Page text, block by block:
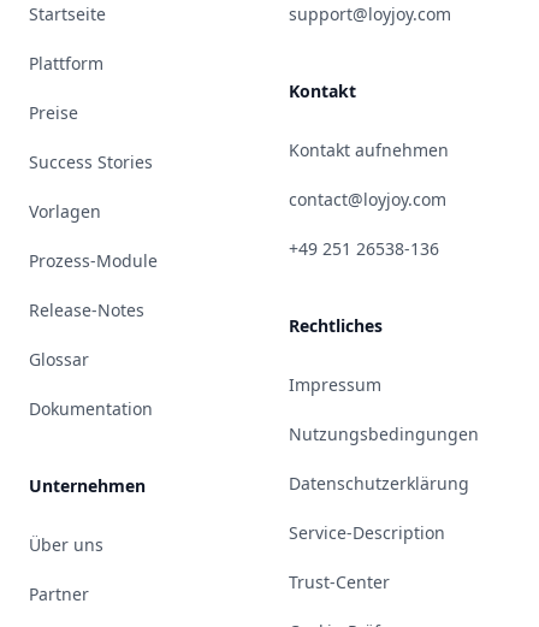
Startseite
Plattform
Preise
Success Stories
Vorlagen
Prozess-Module
Release-Notes
Glossar
Dokumentation
Unternehmen
Über uns
Partner
support@loyjoy.com
Kontakt
Kontakt aufnehmen
contact@loyjoy.com
+49 251 26538-136
Rechtliches
Impressum
Nutzungsbedingungen
Datenschutzerklärung
Service-Description
Trust-Center